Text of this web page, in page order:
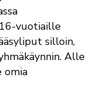
vuotiaille
silloin,
Alle
omia